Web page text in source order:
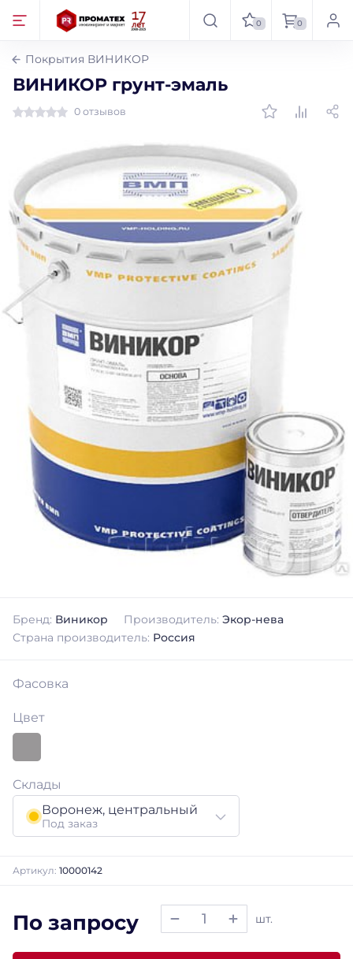
0 0
Покрытия ВИНИКОР
ВИНИКОР грунт-эмаль
0 отзывов
Бренд: Виникор Производитель: Экор-нева
Страна производитель: Россия
Фасовка
Цвет
Склады
Воронеж, центральный
Под заказ
Артикул: 10000142
По запросу шт.